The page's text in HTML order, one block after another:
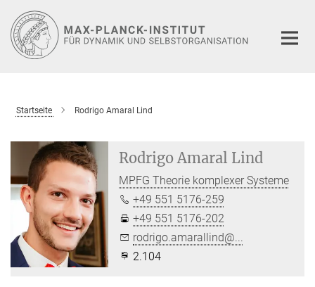
Hauptinhalt
Startseite Rodrigo Amaral Lind
Rodrigo Amaral Lind
MPFG Theorie komplexer Systeme
+49 551 5176-259
+49 551 5176-202
rodrigo.amarallind@...
2.104